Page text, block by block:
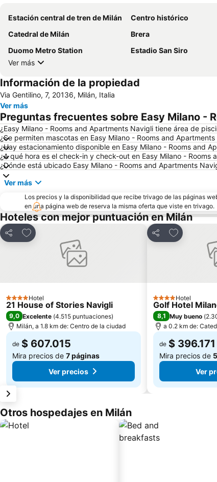
Estación central de tren de Milán Centro histórico
Catedral de Milán
Brera
Duomo Metro Station
Estadio San Siro
Ver más
Información de la propiedad
Via Gentilino, 7, 20136, Milán, Italia
Ver más
Preguntas frecuentes sobre Easy Milano -
¿Easy Milano - Rooms and Apartments Navigli tiene área de
¿Se permiten mascotas en Easy Milano - Rooms and
¿Hay estacionamiento disponible en Easy Milano - Rooms and
¿A qué hora es el check-in y check-out en Easy Milano - Rooms
¿Dónde está ubicado Easy Milano - Rooms and Apartments
Ver más
Los precios y la disponibilidad que recibe trivago de las páginas
en una página web de reserva la misma oferta que viste en trivago.
Hoteles con mejor puntuación en Milán
Compartir
Agregar a favoritos
4 Estrellas
Hotel
21 House of Stories Navigli
9,0 Excelente (4.515 puntuaciones)
Milán, a 1.8 km de: Centro de la ciudad
de $ 607.015
Mira precios de 7 páginas
Ver precios
Compartir
Agregar a
4 Estrellas
Hotel
Golf Hotel
8,1 Muy bueno (
a 0.2 km de:
de $ 396.171
Mira precios de
Ver
Otros hospedajes en Milán